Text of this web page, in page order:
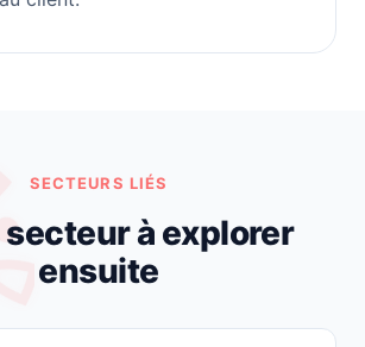
SECTEURS LIÉS
secteur à explorer
ensuite